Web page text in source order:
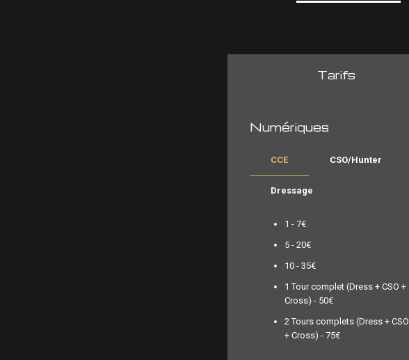
Tarifs
Numériques
CCE CSO/Hunter
Dressage
1 - 7€
5 - 20€
10 - 35€
1 Tour complet (Dress + CSO +
Cross) - 50€
2 Tours complets (Dress + CSO
+ Cross) - 75€